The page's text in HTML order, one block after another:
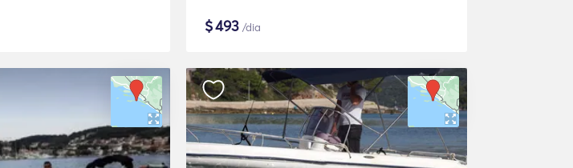
$493 /dia